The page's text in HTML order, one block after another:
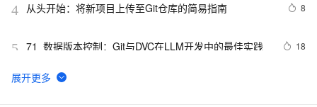
4 从头开始：将新项目上传至Git仓库的简易指南 8
5 71_数据版本控制：Git与DVC在LLM开发中的最佳实践 18
6 git使用